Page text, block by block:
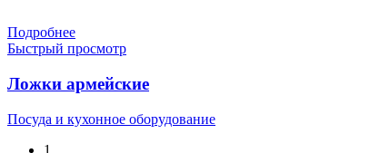
Подробнее
Быстрый просмотр
Ложки армейские
Посуда и кухонное оборудование
1